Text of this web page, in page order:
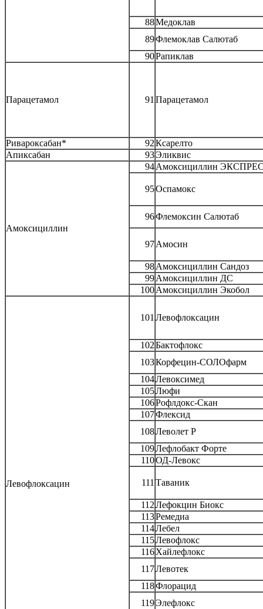
88Медоклав
89Флемоклав Салютаб
90Рапиклав
Парацетамол 91 Парацетамол
Ривароксабан* 92Ксарелто
Апиксабан
93Эликвис
Амоксициллин
94Амоксициллин
95Оспамокс
96Флемоксин Салютаб
97Амосин
98Амоксициллин Сандоз
99Амоксициллин ДС
100Амоксициллин Экобол
Левофлоксацин
101 Левофлоксацин
102Бактофлокс
103Корфецин-СОЛОфарм
104Левоксимед
105Люфи
106Рофлдокс-Скан
107Флексид
108Леволет Р
109Лефлобакт Форте
110ОД-Левокс
111 Таваник
112Лефокцин Биокс
113Ремедиа
114Лебел
115Левофлокс
116Хайлефлокс
117Левотек
118Флорацид
119Элефлокс